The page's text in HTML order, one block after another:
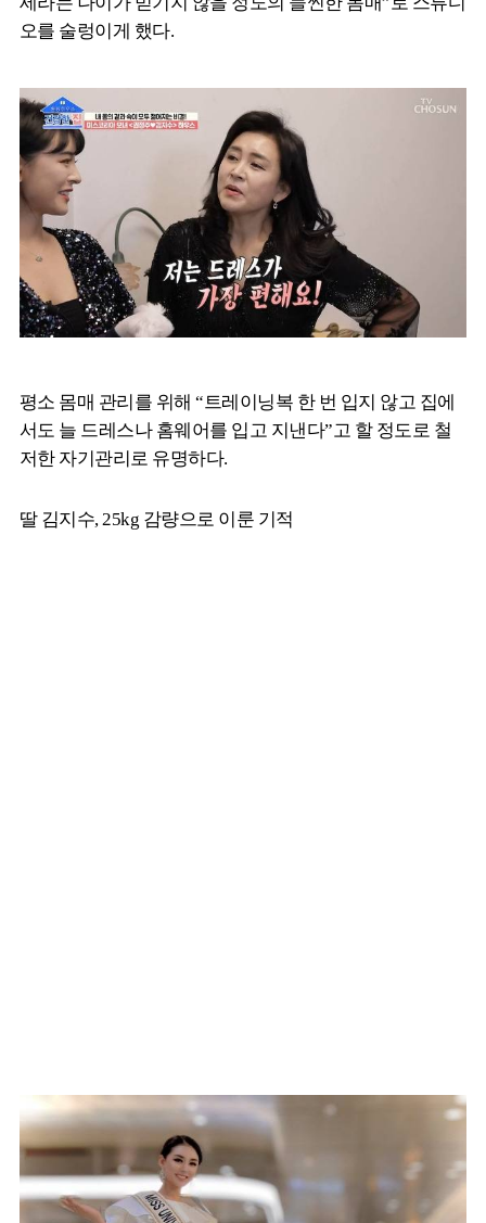
오를 술렁이게 했다.
평소 몸매 관리를 위해 “트레이닝복 한 번 입지 않고 집에
서도 늘 드레스나 홈웨어를 입고 지낸다”고 할 정도로 철
저한 자기관리로 유명하다.
딸 김지수, 25kg 감량으로 이룬 기적